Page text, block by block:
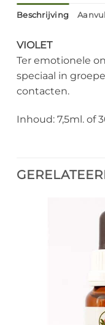
Beschrijving
VIOLET
Ter emotionele
speciaal in
contacten.
Inhoud: 7,5ml. of